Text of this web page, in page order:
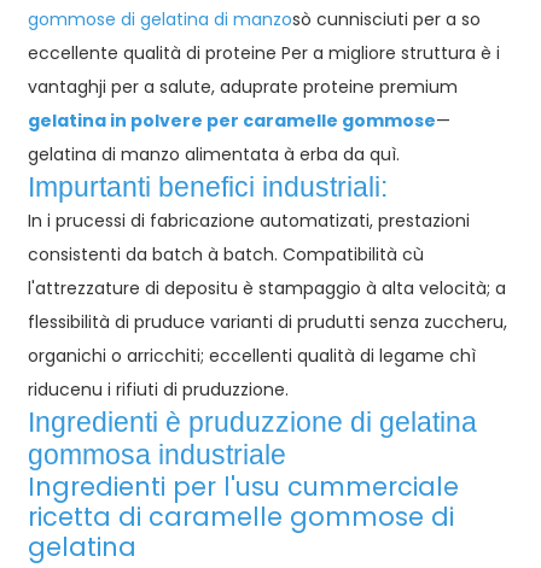
gommose di gelatina di manzosò cunnisciuti per a so
eccellente qualità di proteine ​​Per a migliore struttura è i
vantaghji per a salute, aduprate proteine ​​premium
gelatina in polvere per caramelle gommose—
gelatina di manzo alimentata à erba da quì.
Impurtanti benefici industriali:
In i prucessi di fabricazione automatizati, prestazioni
consistenti da batch à batch. Compatibilità cù
l'attrezzature di depositu è ​​​​stampaggio à alta velocità; a
flessibilità di pruduce varianti di prudutti senza zuccheru,
organichi o arricchiti; eccellenti qualità di legame chì
riducenu i rifiuti di pruduzzione.
Ingredienti è pruduzzione di gelatina
gommosa industriale
Ingredienti per l'usu cummerciale
ricetta di caramelle gommose di
gelatina